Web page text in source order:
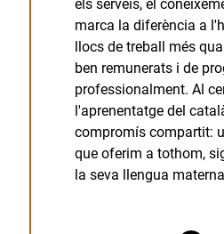
els serveis, el
marca la diferència a
llocs de treball més
ben remunerats i de
professionalment. Al
l'aprenentatge del
compromís compartit:
que oferim a tothom,
la seva llengua